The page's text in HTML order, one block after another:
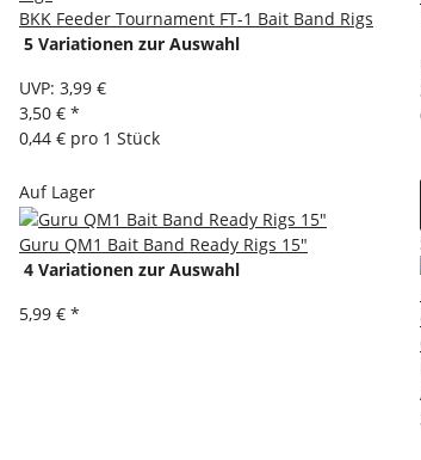
BKK Feeder Tournament FT-1 Bait Band Rigs
5 Variationen zur Auswahl
UVP: 3,99 €
3,50 € *
0,44 € pro 1 Stück
Auf Lager
Guru QM1 Bait Band Ready Rigs 15"
4 Variationen zur Auswahl
5,99 € *